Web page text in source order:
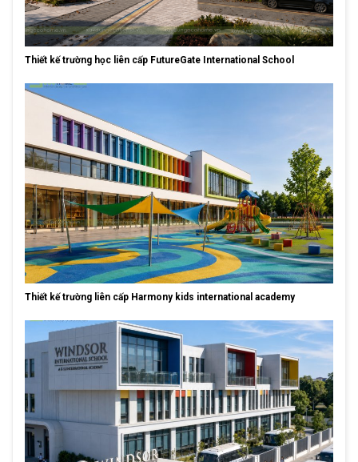
Thiết kế trường học liên cấp FutureGate International School
Thiết kế trường liên cấp Harmony kids international academy